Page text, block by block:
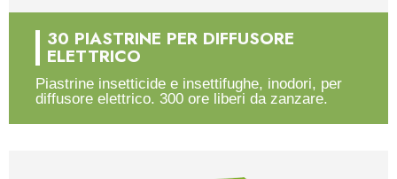
30 PIASTRINE PER DIFFUSORE
ELETTRICO
Piastrine insetticide e insettifughe, inodori, per
diffusore elettrico. 300 ore liberi da zanzare.